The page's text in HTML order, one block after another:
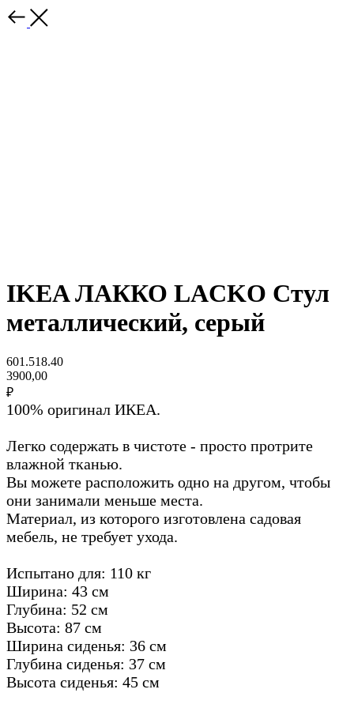
IKEA ЛАККО LACKO Стул
металлический, серый
601.518.40
3900,00
₽
100% оригинал ИКЕА.
Легко содержать в чистоте - просто протрите
влажной тканью.
Вы можете расположить одно на другом, чтобы
они занимали меньше места.
Материал, из которого изготовлена садовая
мебель, не требует ухода.
Испытано для: 110 кг
Ширина: 43 см
Глубина: 52 см
Высота: 87 см
Ширина сиденья: 36 см
Глубина сиденья: 37 см
Высота сиденья: 45 см